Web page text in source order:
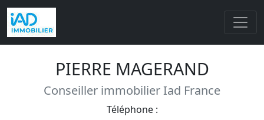
PIERRE MAGERAND
Conseiller immobilier Iad France
Téléphone :